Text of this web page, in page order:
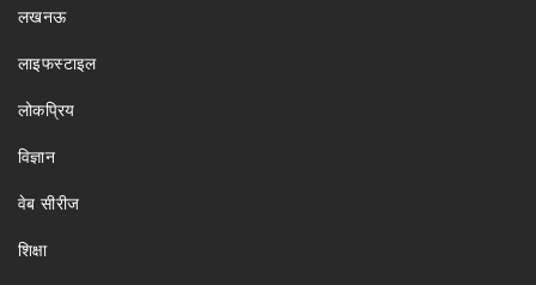
लखनऊ
लाइफस्टाइल
लोकप्रिय
विज्ञान
वेब सीरीज
शिक्षा